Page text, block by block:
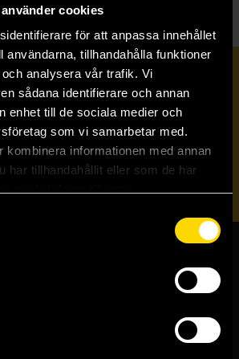
cookies
för att anpassa innehållet
användarna, tillhandahålla funktioner
analysera vår trafik. Vi
sådana identifierare och annan
enhet till de sociala medier och
som vi samarbetar med.
kombinera informationen med annan
har tillhandahållit eller som de har
på vårt nyhetsbrev
Veckobrevet
Skicka